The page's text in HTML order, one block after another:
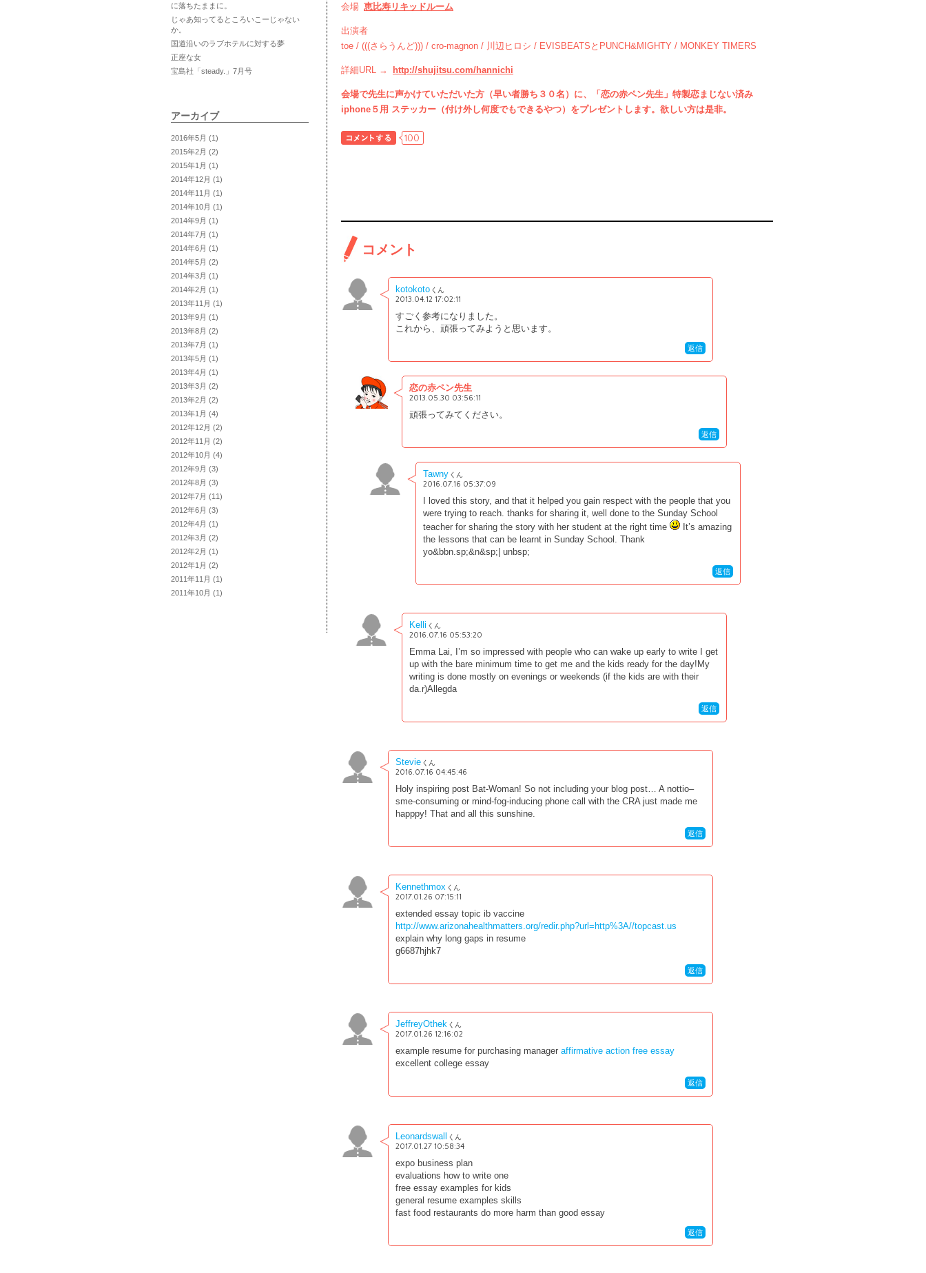
に落ちたままに。
じゃあ知ってるところいこーじゃない
か。
国道沿いのラブホテルに対する夢
正座な女
宝島社「steady.」7月号
アーカイブ
2016年5月 (1)
2015年2月 (2)
2015年1月 (1)
2014年12月 (1)
2014年11月 (1)
2014年10月 (1)
2014年9月 (1)
2014年7月 (1)
2014年6月 (1)
2014年5月 (2)
2014年3月 (1)
2014年2月 (1)
2013年11月 (1)
2013年9月 (1)
2013年8月 (2)
2013年7月 (1)
2013年5月 (1)
2013年4月 (1)
2013年3月 (2)
2013年2月 (2)
2013年1月 (4)
2012年12月 (2)
2012年11月 (2)
2012年10月 (4)
2012年9月 (3)
2012年8月 (3)
2012年7月 (11)
2012年6月 (3)
2012年4月 (1)
2012年3月 (2)
2012年2月 (1)
2012年1月 (2)
2011年11月 (1)
2011年10月 (1)
会場 恵比寿リキッドルーム
出演者
toe / (((さらうんど))) / cro-magnon / 川辺ヒロシ / EVISBEATSとPUNCH&MIGHTY / MONKEY TIMERS
詳細URL → http://shujitsu.com/hannichi
会場で先生に声かけていただいた方（早い者勝ち３０名）に、「恋の赤ペン先生」特製恋まじない済み
iphone５用 ステッカー（付け外し何度でもできるやつ）をプレゼントします。欲しい方は是非。
100
コメント
kotokoto くん
2013.04.12 17:02:11
すごく参考になりました。
これから、頑張ってみようと思います。
返信
恋の赤ペン先生
2013.05.30 03:56:11
頑張ってみてください。
返信
Tawny くん
2016.07.16 05:37:09
I loved this story, and that it helped you gain respect with the people that you
were trying to reach. thanks for sharing it, well done to the Sunday School
teacher for sharing the story with her student at the right time
It’s amazing
the lessons that can be learnt in Sunday School. Thank
yo&bbn.sp;&n&sp;| unbsp;
返信
Kelli くん
2016.07.16 05:53:20
Emma Lai, I’m so impressed with people who can wake up early to write I get
up with the bare minimum time to get me and the kids ready for the day!My
writing is done mostly on evenings or weekends (if the kids are with their
da.r)Allegda
返信
Stevie くん
2016.07.16 04:45:46
Holy inspiring post Bat-Woman! So not including your blog post… A nottio–
sme-consuming or mind-fog-inducing phone call with the CRA just made me
happpy! That and all this sunshine.
返信
Kennethmox くん
2017.01.26 07:15:11
extended essay topic ib vaccine
http://www.arizonahealthmatters.org/redir.php?url=http%3A//topcast.us
explain why long gaps in resume
g6687hjhk7
返信
JeffreyOthek くん
2017.01.26 12:16:02
example resume for purchasing manager affirmative action free essay
excellent college essay
返信
Leonardswall くん
2017.01.27 10:58:34
expo business plan
evaluations how to write one
free essay examples for kids
general resume examples skills
fast food restaurants do more harm than good essay
返信